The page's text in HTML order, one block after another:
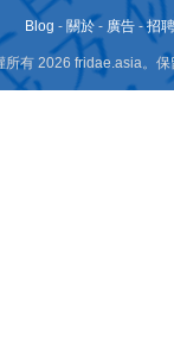
Blog - 關於 - 廣告 -招
所有 2026 fridae.asia。